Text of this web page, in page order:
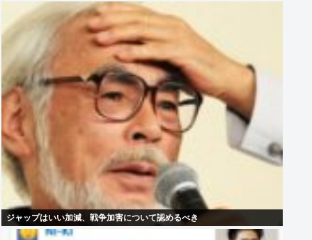
ジャップはいい加減、戦争加害について認めるべき